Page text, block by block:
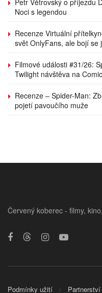
Noci s legendou
Recenze Virtuální
svět OnlyFans, ale bojí se
Filmové události #31/26:
Twilight návštěva na
Recenze – Spider-Man:
pojetí pavoučího muže
Červený koberec - filmy,
Podmínky užití Partnerství